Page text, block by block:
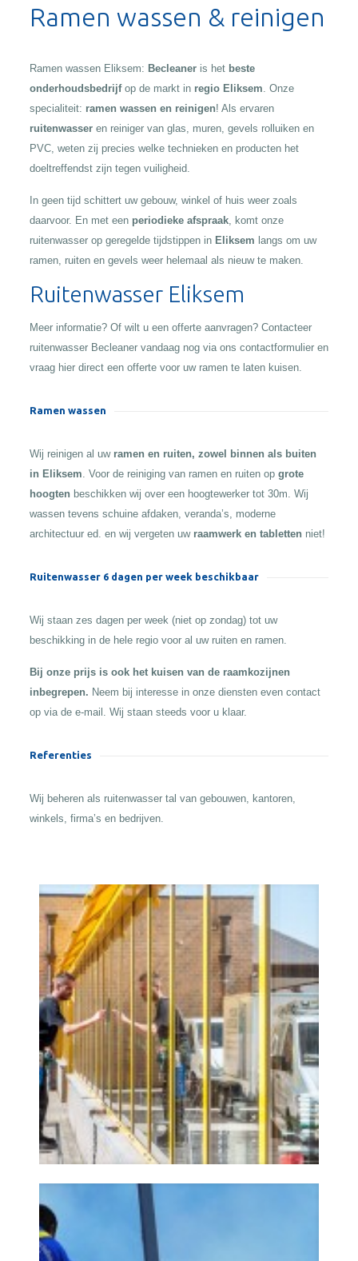
Ramen wassen & reinigen
Ramen wassen Eliksem: Becleaneris het beste
onderhoudsbedrijfop de markt in regio Eliksem. Onze
specialiteit: ramen wassen en reinigen! Als ervaren
ruitenwasseren reiniger van glas, muren, gevels rolluiken en
PVC, weten zij precies welke technieken en producten het
doeltreffendst zijn tegen vuiligheid.
In geen tijd schittert uw gebouw, winkel of huis weer zoals
daarvoor. En met een periodieke afspraak, komt onze
ruitenwasser op geregelde tijdstippen in Eliksem langs om uw
ramen, ruiten en gevels weer helemaal als nieuw te maken.
Ruitenwasser Eliksem
Meer informatie? Of wilt u een offerte aanvragen? Contacteer
ruitenwasser Becleaner vandaag nog via ons contactformulier en
vraag hier direct een offerte voor uw ramen te laten kuisen.
Ramen wassen
Wij reinigen al uw ramen en ruiten, zowel binnen als buiten
in Eliksem. Voor de reiniging van ramen en ruiten op grote
hoogten beschikken wij over een hoogtewerker tot 30m. Wij
wassen tevens schuine afdaken, veranda’s, moderne
architectuur ed. en wij vergeten uw raamwerk en tabletten niet!
Ruitenwasser 6 dagen per week beschikbaar
Wij staan zes dagen per week (niet op zondag) tot uw
beschikking in de hele regio voor al uw ruiten en ramen.
Bij onze prijs is ook het kuisen van de raamkozijnen
inbegrepen. Neem bij interesse in onze diensten even contact
op via de e-mail. Wij staan steeds voor u klaar.
Referenties
Wij beheren als ruitenwasser tal van gebouwen, kantoren,
winkels, firma’s en bedrijven.